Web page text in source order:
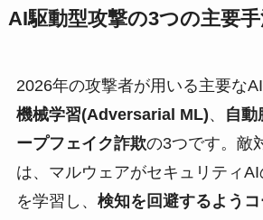
AI駆動型攻撃の3つの主要
2026年の攻撃者が用いる主要なAI
機械学習(Adversarial ML)、 自動
ープフェイク詐欺の3つです。敵
は、マルウェアがセキュリティ
を学習し、 検知を回避するよう